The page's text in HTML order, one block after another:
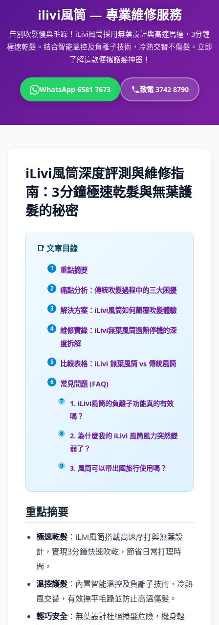
ilivi風筒 — 專業維修服務
告別吹髮慢與毛躁！iLivi風筒採用無葉設計與高速馬達，3分鐘
極速乾髮。結合智能溫控及負離子技術，冷熱交替不傷髮。立即
了解這款便攜護髮神器！
WhatsApp 6581 7673 致電 3742 8790
iLivi風筒深度評測與維修指
南：3分鐘極速乾髮與無葉護
髮的秘密
📑 文章目錄
重點摘要
痛點分析：傳統吹髮過程中的三大困擾
解決方案：iLivi風筒如何顛覆吹髮體驗
維修實錄：iLivi無葉風筒過熱停機的深
度拆解
比較表格：iLivi 無葉風筒 vs 傳統風筒
常見問題 (FAQ)
1. iLivi風筒的負離子功能真的有效
嗎？
2. 為什麼我的 iLivi 風筒風力突然變
弱了？
3. 風筒可以帶出國旅行使用嗎？
重點摘要
極速乾髮 ：iLivi風筒搭載高速摩打與無葉設
計，實現3分鐘快速吹乾，節省日常打理時
間。
溫控護髮 ：內置智能溫控及負離子技術，冷熱
風交替，有效撫平毛躁並防止高溫傷髮。
輕巧安全：無葉設計杜絕捲髮危險，機身輕